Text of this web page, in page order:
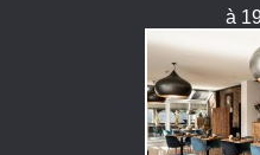
à